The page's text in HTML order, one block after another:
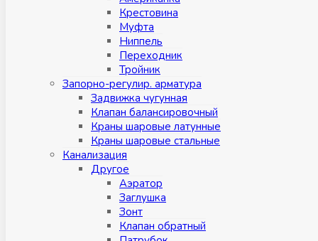
Крестовина
Муфта
Ниппель
Переходник
Тройник
Запорно-регулир. арматура
Задвижка чугунная
Клапан балансировочный
Краны шаровые латунные
Краны шаровые стальные
Канализация
Другое
Аэратор
Заглушкa
Зонт
Клапан обратный